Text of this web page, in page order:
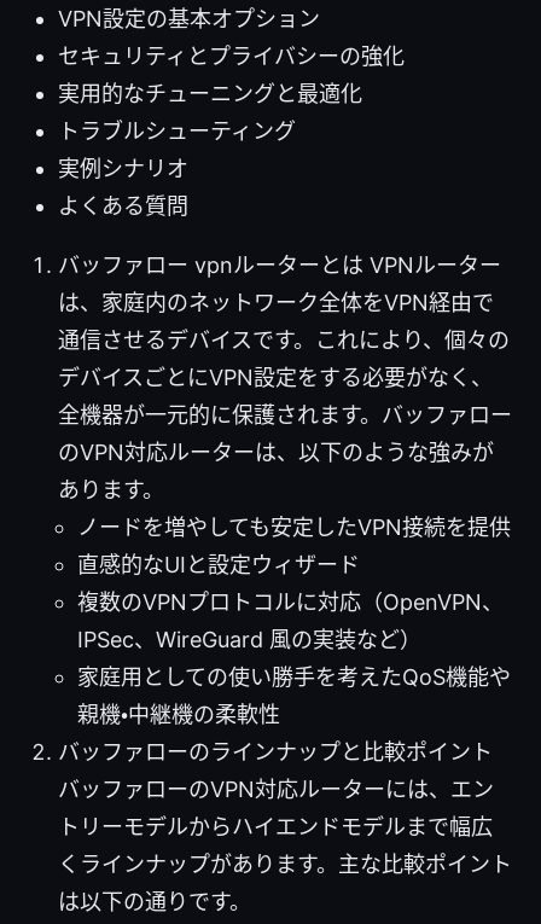
VPN設定の基本オプション
セキュリティとプライバシーの強化
実用的なチューニングと最適化
トラブルシューティング
実例シナリオ
よくある質問
バッファロー vpnルーターとは VPNルーター
は、家庭内のネットワーク全体をVPN経由で
通信させるデバイスです。これにより、個々の
デバイスごとにVPN設定をする必要がなく、
全機器が一元的に保護されます。バッファロー
のVPN対応ルーターは、以下のような強みが
あります。
ノードを増やしても安定したVPN接続を提供
直感的なUIと設定ウィザード
複数のVPNプロトコルに対応（OpenVPN、
IPSec、WireGuard 風の実装など）
家庭用としての使い勝手を考えたQoS機能や
親機・中継機の柔軟性
バッファローのラインナップと比較ポイント
バッファローのVPN対応ルーターには、エン
トリーモデルからハイエンドモデルまで幅広
くラインナップがあります。主な比較ポイント
は以下の通りです。